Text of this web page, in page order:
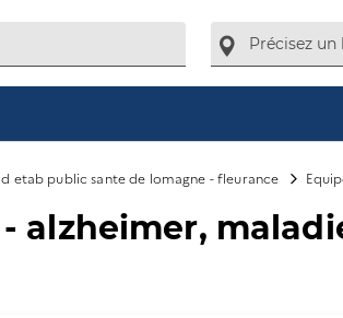
etab public sante de lomagne - fleurance
alzheimer,